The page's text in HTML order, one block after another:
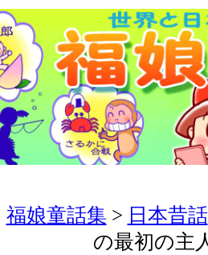
福娘童話集 > 日本昔話
の最初の主